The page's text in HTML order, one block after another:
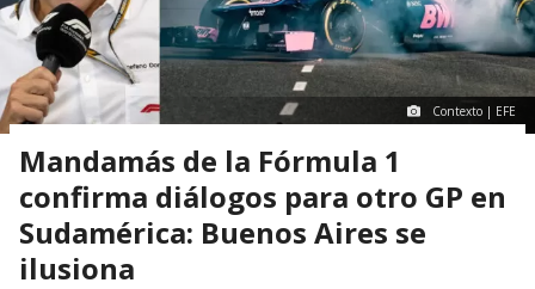
Contexto | EFE
Mandamás de la Fórmula 1
confirma diálogos para otro GP en
Sudamérica: Buenos Aires se
ilusiona